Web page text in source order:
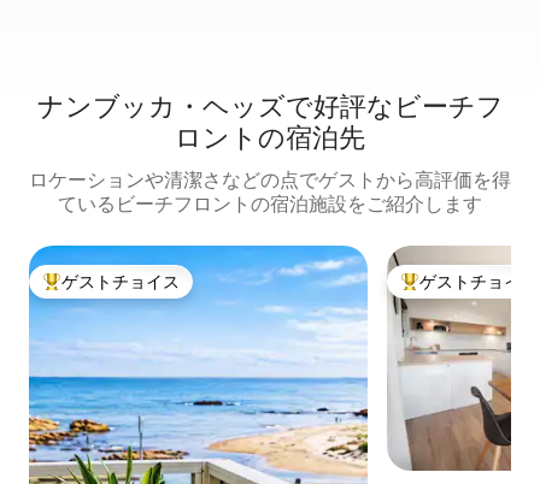
ナンブッカ・ヘッズで好評なビーチフ
ロントの宿泊先
ロケーションや清潔さなどの点でゲストから高評価を得
ているビーチフロントの宿泊施設をご紹介します
大好評のゲストチョイスです。
ゲストチョイス 大好評のゲスト
ゲストチョイス